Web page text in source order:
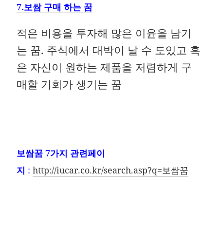
7.보쌈 구매 하는 꿈
적은 비용을 투자해 많은 이윤을 남기
는 꿈. 주식에서 대박이 날 수 도있고 혹
은 자신이 원하는 제품을 저렴하게 구
매할 기회가 생기는 꿈
보쌈꿈7가지 관련페이
지 :http://iucar.co.kr/search.asp?q=보쌈꿈